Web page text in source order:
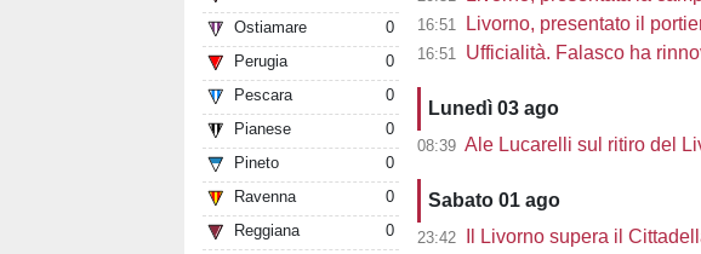
Ostiamare
0
Perugia
0
Pescara
0
Pianese
0
Pineto
0
Ravenna
0
Reggiana
0
16:51 Livorno, presentato il portiere
16:51 Ufficialità. Falasco ha
Lunedì 03 ago
08:39 Ale Lucarelli sul ritiro del Livorno:
Sabato 01 ago
23:42 Il Livorno supera il